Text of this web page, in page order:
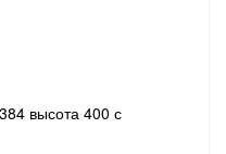
СВЕТОТЕХНИКА
высота 400 с